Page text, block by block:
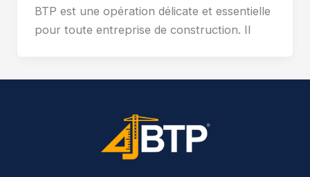
BTP est une opération délicate et essentielle
pour toute entreprise de construction. Il